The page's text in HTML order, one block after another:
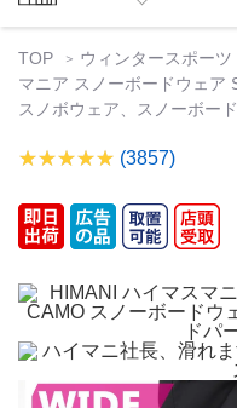
TOP ウィンタースポーツ
マニア スノーボードウェア
スノボウェア、スノーボー
(3857)